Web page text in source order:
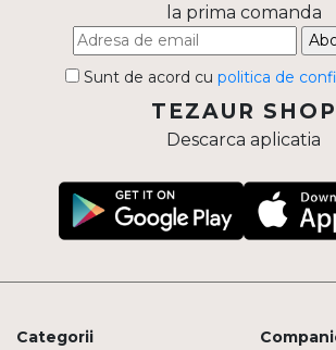
la prima comanda
Sunt de acord cu politica de
TEZAUR SHOP
Descarca aplicatia
Categorii